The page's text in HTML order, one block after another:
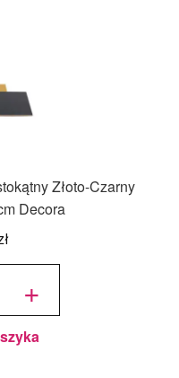
Złoto-Czarny
Decora
+